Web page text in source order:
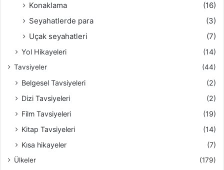
Konaklama
(16)
Seyahatlerde para
(3)
Uçak seyahatleri
(7)
Yol Hikayeleri (14)
Tavsiyeler (44)
Belgesel Tavsiyeleri
(2)
Dizi Tavsiyeleri
(2)
Film Tavsiyeleri
(19)
Kitap Tavsiyeleri
(14)
Kısa hikayeler
(7)
Ülkeler (179)